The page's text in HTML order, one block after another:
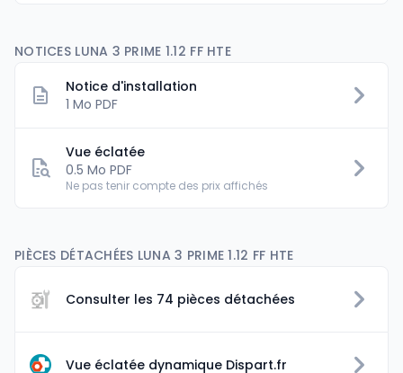
NOTICES LUNA 3 PRIME 1.12 FF HTE
Notice d'installation
1 Mo PDF
Vue éclatée
0.5 Mo PDF
Ne pas tenir compte des prix affichés
PIÈCES DÉTACHÉES LUNA 3 PRIME 1.12 FF HTE
Consulter les 74 pièces détachées
Vue éclatée dynamique Dispart.fr